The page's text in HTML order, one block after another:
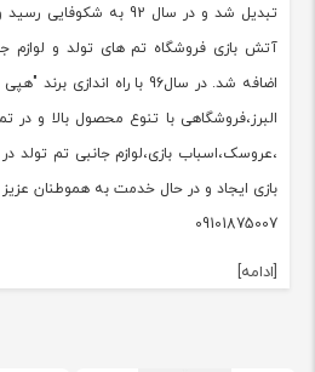
آتش بازی فروشگاه تم های تولد و لوازم
اضافه شد. در سال96 با راه
البرز،فروشگاهی با تنوع محصول بالا و
،عروسک،اسباب بازی،لوازم جانبی تم تولد
بازی ایجاد و در حال خدمت به هموطنان
09101875007
[ادامه]